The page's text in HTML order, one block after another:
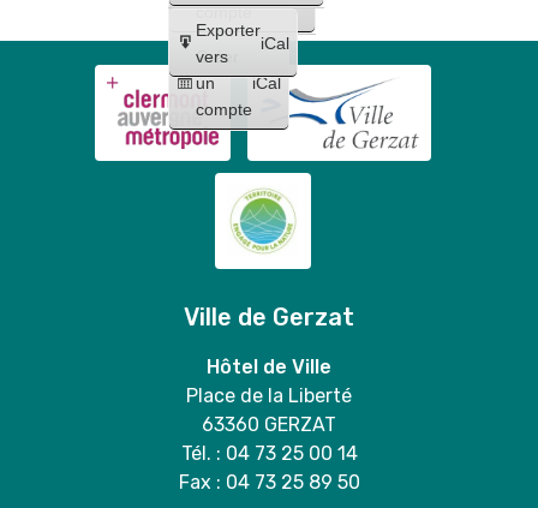
compte
Créer
un
compte
iCal
Exporter
vers
iCal
Ville de Gerzat
Hôtel de Ville
Place de la Liberté
63360 GERZAT
Tél. : 04 73 25 00 14
Fax : 04 73 25 89 50